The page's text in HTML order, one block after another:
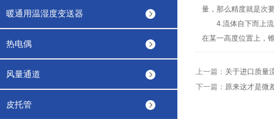
暖通用温湿度变送器
热电偶
风量通道
皮托管
量，那么精度就是次
4.流体自下而上流
在某一高度位置上，
上一篇： 关于进口质量
下一篇： 原来这才是微